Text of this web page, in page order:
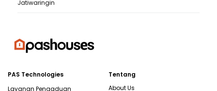
Jatiwaringin
PAS Technologies
Layanan Pengaduan
Tentang
About Us